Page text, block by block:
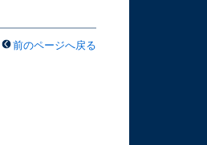
前のページへ戻る